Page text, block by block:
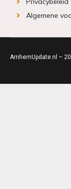
Algemene
ArnhemUpdate.nl –